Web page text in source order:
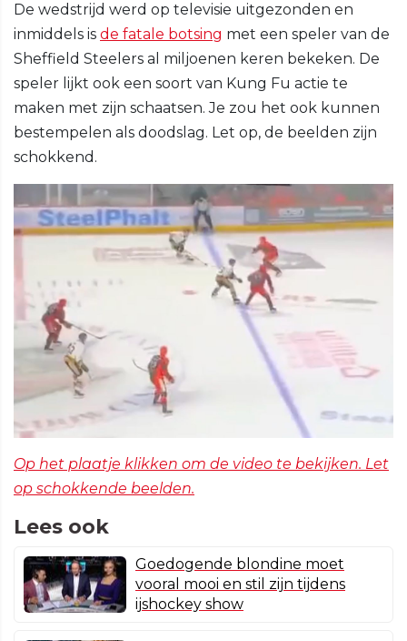
De wedstrijd werd op televisie uitgezonden en
inmiddels is de fatale botsing met een speler van de
Sheffield Steelers al miljoenen keren bekeken. De
speler lijkt ook een soort van Kung Fu actie te
maken met zijn schaatsen. Je zou het ook kunnen
bestempelen als doodslag. Let op, de beelden zijn
schokkend.
Op het plaatje klikken om de video te bekijken. Let
op schokkende beelden.
Lees ook
Goedogende blondine moet
vooral mooi en stil zijn tijdens
ijshockey show